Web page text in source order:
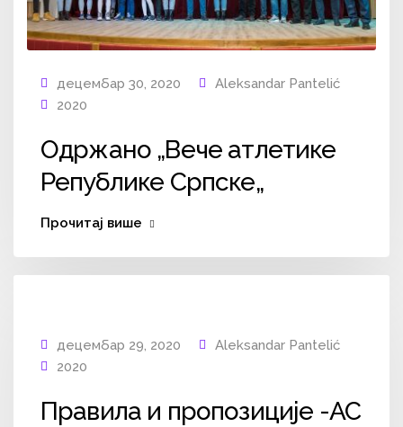
децембар 30, 2020
Aleksandar Pantelić
2020
Одржано „Вече атлетике
Републике Српске„
Прочитај више
децембар 29, 2020
Aleksandar Pantelić
2020
Правила и пропозиције -АС